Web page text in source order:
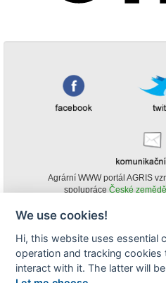
Agrární WWW portál AGRIS
spolupráce České
obsahu agrárního WWW
(pokud není uvedeno jinak) pouze za
www.agris.cz a data
We use cookies!
Hi, this website uses essential
operation and tracking
interact with it. The latter will